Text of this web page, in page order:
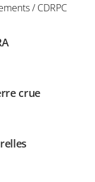
/ CDRPC
crue